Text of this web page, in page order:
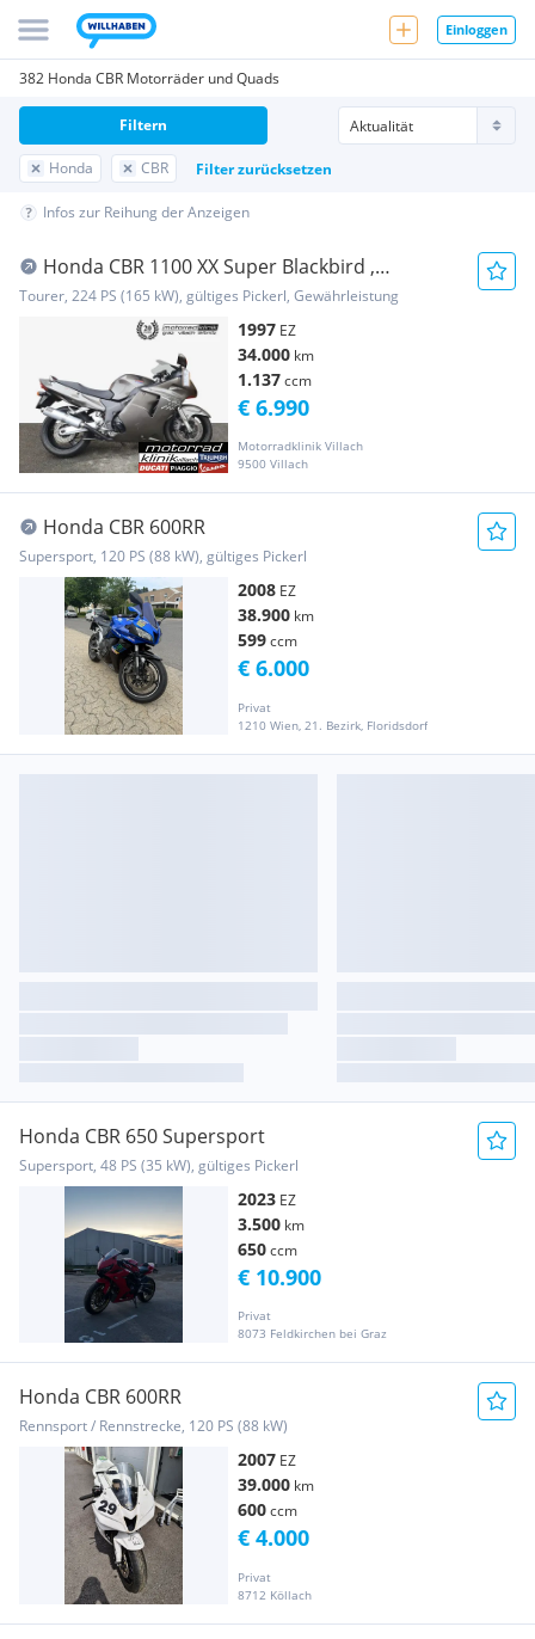
Einloggen
382 Honda CBR Motorräder und Quads
Honda CBR Filter zurücksetzen
Filtern
Infos zur Reihung der Anzeigen
Honda CBR 1100 XX Super Blackbird ,
Teilzahlung 79,- ...
Tourer, 224 PS (165 kW), gültiges Pickerl, Gewährleistung
1997 EZ
34.000 km
1.137ccm
Motorradklinik Villach
9500 Villach
€ 6.990
Honda CBR 600RR
Supersport, 120 PS (88 kW), gültiges Pickerl
2008 EZ
38.900 km
599ccm
Privat
1210 Wien, 21. Bezirk, Floridsdorf
€ 6.000
Honda CBR 650 Supersport
Supersport, 48 PS (35 kW), gültiges Pickerl
2023 EZ
3.500 km
650ccm
Privat
8073 Feldkirchen bei Graz
€ 10.900
Honda CBR 600RR
Rennsport / Rennstrecke, 120 PS (88 kW)
2007 EZ
39.000 km
600ccm
Privat
8712 Köllach
€ 4.000